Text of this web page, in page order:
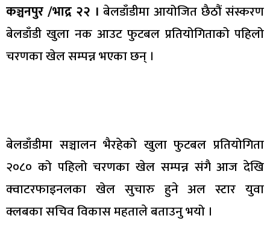
कञ्चनपुर /भाद्र २२ । बेलडाँडीमा आयोजित छैठौं संस्करण
बेलडाँडी खुला नक आउट फुटबल प्रतियोगिताको पहिलो
चरणका खेल सम्पन्न भएका छन् ।
बेलडाँडीमा सञ्चालन भैरहेको खुला फुटबल प्रतियोगिता
२०८० को पहिलो चरणका खेल सम्पन्न संगै आज देखि
क्वाटरफाइनलका खेल सुचारु हुने अल स्टार युवा
क्लबका सचिव विकास महताले बताउनु भयो ।